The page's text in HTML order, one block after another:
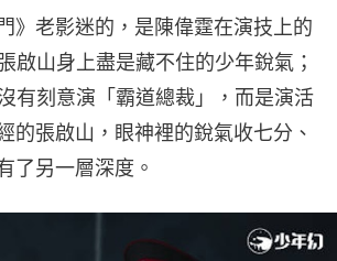
》老影迷的，是陳偉霆在演技上的
啟山身上盡是藏不住的少年銳氣；
有刻意演「霸道總裁」，而是演活
的張啟山，眼神裡的銳氣收七分、
了另一層深度。